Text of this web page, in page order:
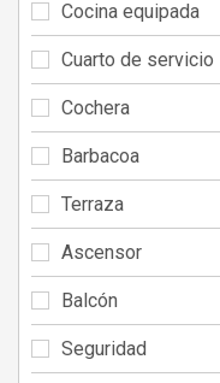
Cocina equipada
Cuarto de servicio
Cochera
Barbacoa
Terraza
Ascensor
Balcón
Seguridad